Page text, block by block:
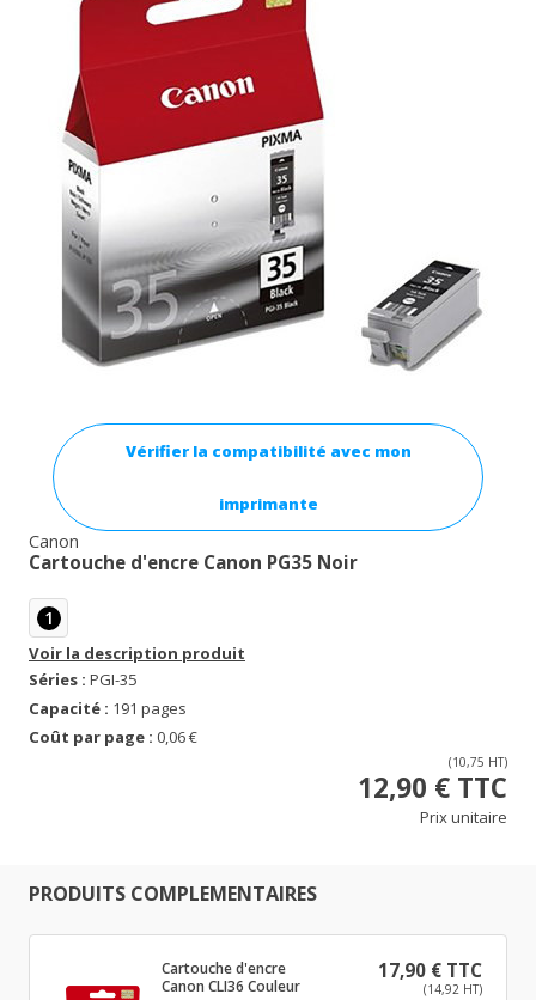
Vérifier la compatibilité avec mon
imprimante
Canon
Cartouche d'encre Canon PG35 Noir
1
Voir la description produit
Séries : PGI-35
Capacité : 191 pages
Coût par page : 0,06 €
(10,75 HT)
12,90 € TTC
Prix unitaire
PRODUITS COMPLEMENTAIRES
Cartouche d'encre
Canon CLI36 Couleur
17,90 € TTC
(14,92 HT)